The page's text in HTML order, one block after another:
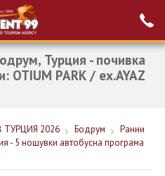
Проверка на
резервация
Турция - почивка
OTIUM PARK / ex.AYAZ
2026 Бодрум
Ранни
- 5 нощувки автобусна програма